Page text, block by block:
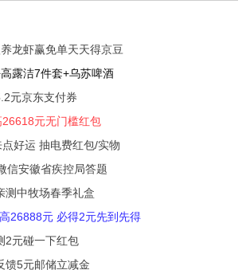
龙虾赢免单天天得京豆
露洁7件套+乌苏啤酒
元京东支付券
元无门槛红包
好运 抽电费红包/实物
信安徽省疾控局答题
测中牧场春季礼盒
26888元 必得2元先到先得
2元碰一下红包
馈5元邮储立减金